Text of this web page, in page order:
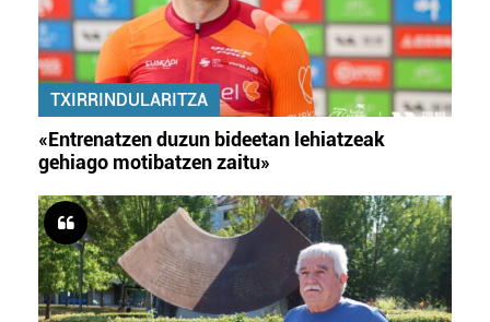
TXIRRINDULARITZA
«Entrenatzen duzun bideetan lehiatzeak
gehiago motibatzen zaitu»